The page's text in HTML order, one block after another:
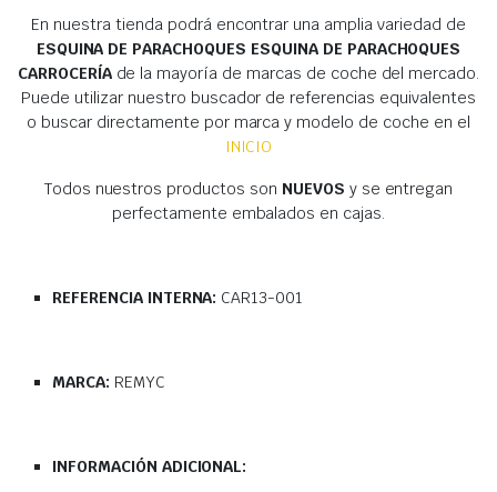
En nuestra tienda podrá encontrar una amplia variedad de
ESQUINA DE PARACHOQUES ESQUINA DE PARACHOQUES
CARROCERÍAde la mayoría de marcas de coche del mercado.
Puede utilizar nuestro buscador de referencias equivalentes
o buscar directamente por marca y modelo de coche en el
INICIO
Todos nuestros productos son NUEVOS y se entregan
perfectamente embalados en cajas.
REFERENCIA INTERNA: CAR13-001
MARCA: REMYC
INFORMACIÓN ADICIONAL: